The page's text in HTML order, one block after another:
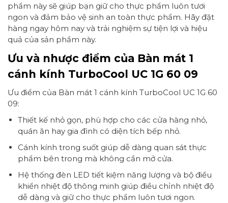
phẩm này sẽ giúp bạn giữ cho thực phẩm luôn tươi
ngon và đảm bảo vệ sinh an toàn thực phẩm. Hãy đặt
hàng ngay hôm nay và trải nghiệm sự tiện lợi và hiệu
quả của sản phẩm này.
Ưu và nhược điểm của Bàn mát 1
cánh kính TurboCool UC 1G 60 09
Ưu điểm của Bàn mát 1 cánh kính TurboCool UC 1G 60
09:
Thiết kế nhỏ gọn, phù hợp cho các cửa hàng nhỏ,
quán ăn hay gia đình có diện tích bếp nhỏ.
Cánh kính trong suốt giúp dễ dàng quan sát thực
phẩm bên trong mà không cần mở cửa.
Hệ thống đèn LED tiết kiệm năng lượng và bộ điều
khiển nhiệt độ thông minh giúp điều chỉnh nhiệt độ
dễ dàng và giữ cho thực phẩm luôn tươi ngon.